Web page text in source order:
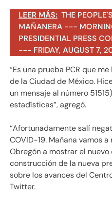
LEER MÁS: THE PEOPLE'S
MAÑANERA ---
PRESIDENTIAL PRESS
--- FRIDAY, AUGUST 7,
“Es una prueba PCR que
de la Ciudad de México.
un mensaje al número
estadísticas”, agregó.
“Afortunadamente salí
COVID-19. Mañana vamos
Obregón a mostrar el
construcción de la nueva
sobre los avances del
Twitter.